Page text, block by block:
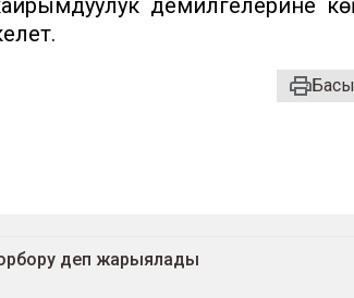
демилгелерине
деп жарыялады